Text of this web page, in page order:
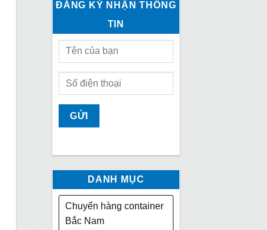
ĐĂNG KÝ NHẬN THÔNG
TIN
DANH MỤC
Chuyển hàng container
Bắc Nam